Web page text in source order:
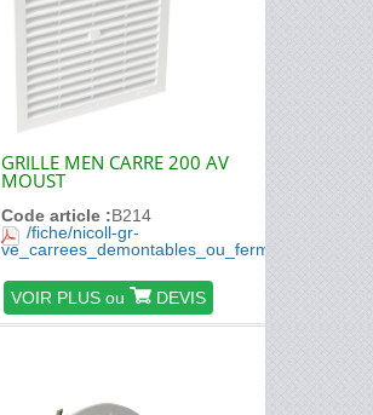
GRILLE MEN CARRE 200 AV
MOUST
Code article :B214
/fiche/nicoll-gr-
ve_carrees_demontables_ou_fermeture.pdf
VOIR PLUS ou DEVIS